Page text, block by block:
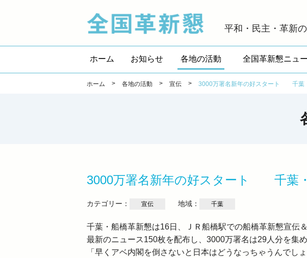
平和・民主・革新
ホーム お知らせ 各地の活動 全国革新懇ニュ
ホーム > 各地の活動 > 宣伝 > 3000万署名新年の好スタート 千葉
3000万署名新年の好スタート 千葉
カテゴリー： 宣伝 地域： 千葉
千葉・船橋革新懇は16日、ＪＲ船橋駅での船橋革新懇宣伝
最新のニュース150枚を配布し、3000万署名は29人分を集め
「早くアベ内閣を倒さないと日本はどうなっちゃうんでし